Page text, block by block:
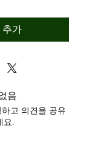
추가
음
고 의견을 공유
요.